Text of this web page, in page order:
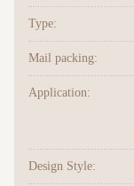
Type:
Mail packing:
Application:
Design Style: